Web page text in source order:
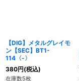
【DIG】メタルグレイモ
ン【SEC】BT1-
114〈-〉
380円(税込)
在庫数5枚